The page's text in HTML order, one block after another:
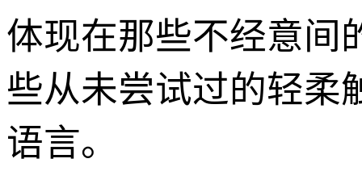
体现在那些不经意间
些从未尝试过的轻柔
语言。